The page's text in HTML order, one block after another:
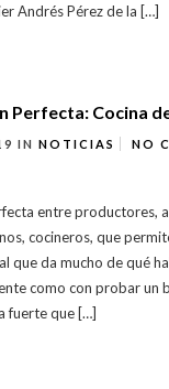
Andrés Pérez de la […]
Perfecta: Cocina
IN NOTICIAS NO
entre productores,
cocineros, que
que da mucho de qué
como con probar un
fuerte que […]